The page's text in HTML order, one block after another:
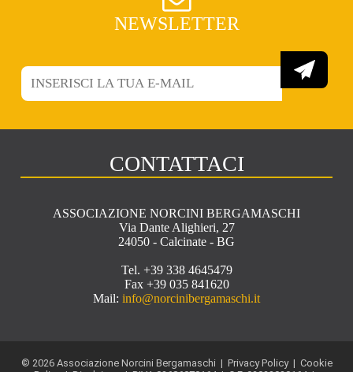
NEWSLETTER
CONTATTACI
ASSOCIAZIONE NORCINI BERGAMASCHI
Via Dante Alighieri, 27
24050 - Calcinate - BG
Tel. +39 338 4645479
Fax +39 035 841620
Mail: info@norcinibergamaschi.it
© 2026 Associazione Norcini Bergamaschi | Privacy Policy| Cookie